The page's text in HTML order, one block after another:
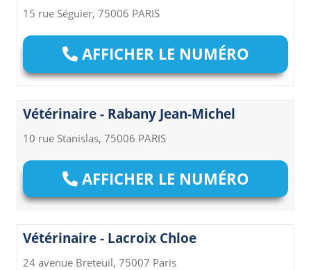
15 rue Séguier, 75006 PARIS
AFFICHER LE NUMÉRO
Vétérinaire - Rabany Jean-Michel
10 rue Stanislas, 75006 PARIS
AFFICHER LE NUMÉRO
Vétérinaire - Lacroix Chloe
24 avenue Breteuil, 75007 Paris